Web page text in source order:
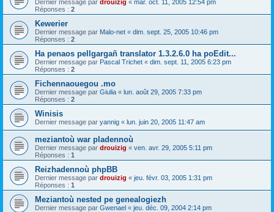
Dernier message par drouizig « mar. oct. 11, 2005 12:54 pm
Réponses : 2
Kewerier
Dernier message par Malo-net « dim. sept. 25, 2005 10:46 pm
Réponses : 2
Ha penaos pellgargañ translator 1.3.2.6.0 ha poEdit...
Dernier message par Pascal Trichet « dim. sept. 11, 2005 6:23 pm
Réponses : 2
Fichennaouegou .mo
Dernier message par Giulia « lun. août 29, 2005 7:33 pm
Réponses : 2
Winisis
Dernier message par yannig « lun. juin 20, 2005 11:47 am
meziantoù war pladennoù
Dernier message par drouizig « ven. avr. 29, 2005 5:11 pm
Réponses : 1
Reizhadennoù phpBB
Dernier message par drouizig « jeu. févr. 03, 2005 1:31 pm
Réponses : 1
Meziantoù nested pe genealogiezh
Dernier message par Gwenael « jeu. déc. 09, 2004 2:14 pm